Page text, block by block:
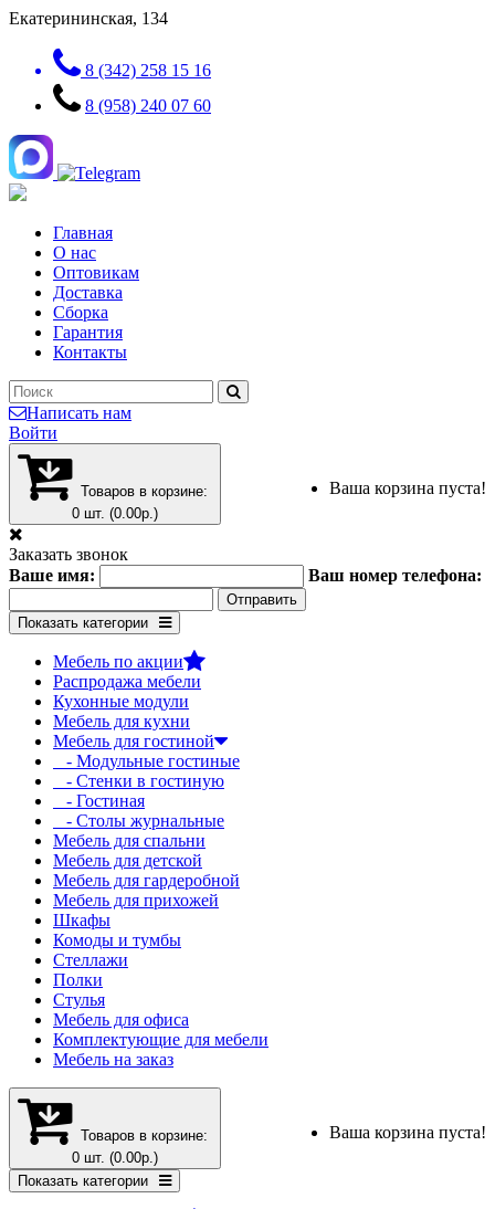
Екатерининская, 134
8 (342) 258 15 16
8 (958) 240 07 60
Главная
О нас
Оптовикам
Доставка
Сборка
Гарантия
Контакты
Написать нам
Войти
Товаров в корзине:
0 шт. (0.00р.)
Ваша корзина пуста!
Заказать звонок
Ваше имя:
Ваш номер телефона:
Показать категории
Мебель по акции
Распродажа мебели
Кухонные модули
Мебель для кухни
Мебель для гостиной
- Модульные гостиные
- Стенки в гостиную
- Гостиная
- Столы журнальные
Мебель для спальни
Мебель для детской
Мебель для гардеробной
Мебель для прихожей
Шкафы
Комоды и тумбы
Стеллажи
Полки
Стулья
Мебель для офиса
Комплектующие для мебели
Мебель на заказ
Товаров в корзине:
0 шт. (0.00р.)
Ваша корзина пуста!
Показать категории